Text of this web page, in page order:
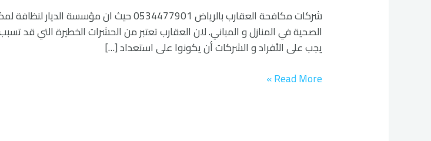
شركات مكافحة العقارب بالرياض 0534477901
الصحية في المنازل و المباني. لان العقارب تعتبر من الحشرات الخطيرة التي قد
يجب على الأفراد و الشركات أن يكونوا على استعداد […]
Read More »